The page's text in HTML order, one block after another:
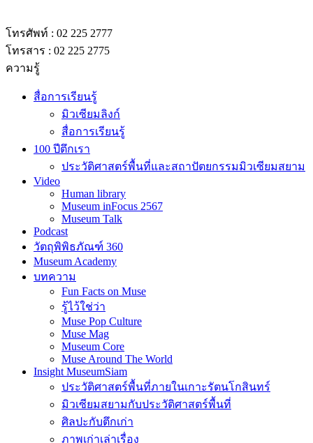
โทรสาร : 02 225 2775
ความรู้
สื่อการเรียนรู้
มิวเซียมลิงก์
สื่อการเรียนรู้
100 ปีตึกเรา
ประวัติศาสตร์พื้นที่และสถาปัตยกรรมมิวเซียมสยาม
Video
Human library
Museum inFocus 2567
Museum Talk
Podcast
วัตถุพิพิธภัณฑ์ 360
Museum Academy
บทความ
Fun Facts on Muse
รู้ไว้ใช่ว่า
Muse Pop Culture
Muse Mag
Museum Core
Muse Around The World
Insight MuseumSiam
ประวัติศาสตร์พื้นที่ภายในเกาะรัตนโกสินทร์
มิวเซียมสยามกับประวัติศาสตร์พื้นที่
ศิลปะกับตึกเก่า
ภาพเก่าเล่าเรื่อง
Museum inFocus